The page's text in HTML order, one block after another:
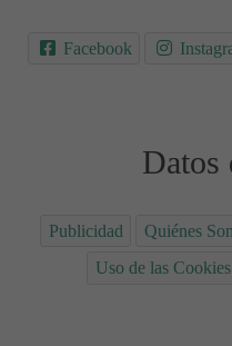
Facebook
Datos
Publicidad Quiénes
Uso de las Cookies